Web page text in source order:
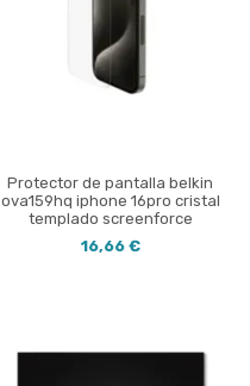
Protector de pantalla belkin
ova159hq iphone 16pro cristal
templado screenforce
16,66 €